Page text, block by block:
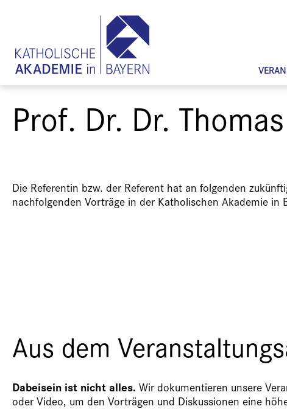
Prof. Dr. Dr.
Die Referentin bzw. der Referent hat an folgenden
nachfolgenden Vorträge in der Katholischen Akademie
Aus dem
Dabeisein ist nicht alles. Wir dokumentieren unsere
oder Video, um den Vorträgen und Diskussionen eine